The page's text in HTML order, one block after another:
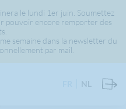
le lundi 1er juin. Soumettez
pouvoir encore remporter des
semaine dans la newsletter du
par mail.
NL